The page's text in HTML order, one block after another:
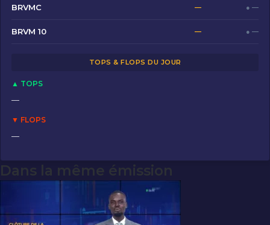
b
o
o
o
n
BRVMC — ● —
BRVM 10 — ● —
TOPS & FLOPS DU JOUR
▲ TOPS
—
▼ FLOPS
—
Dans la même émission